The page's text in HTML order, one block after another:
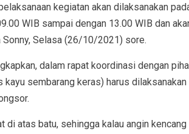
kegiatan akan dilaksanakan
WIB sampai dengan 13.00 WIB dan
Sonny, Selasa (26/10/2021) sore.
dalam rapat koordinasi dengan
kayu sembarang keras) harus
di atas batu, sehingga kalau angin